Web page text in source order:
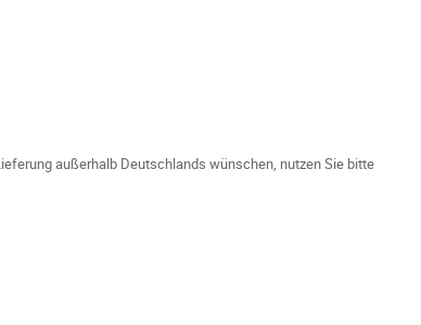
außerhalb Deutschlands wünschen, nutzen Sie bitte